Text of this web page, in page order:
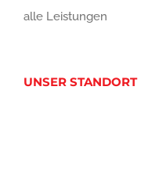
alle Leistungen
UNSER STANDORT